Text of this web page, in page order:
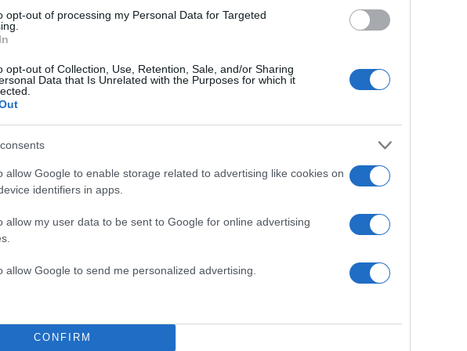
opt-out of processing my Personal Data for Targeted
opt-out of Collection, Use, Retention, Sale, and/or Sharing
Data that Is Unrelated with the Purposes for which it
allow Google to enable storage related to advertising like cookies on
identifiers in apps.
allow my user data to be sent to Google for online advertising
allow Google to send me personalized advertising.
CONFIRM
νοσοκομείο και μέσα σε λίγες ώρες υποβλήθηκα σε
και του φόβου», σημείωσε. Μάλιστα, εξήγησε πως το
είπα στον σύζυγό μου ότι η κόρη μας θα είναι το